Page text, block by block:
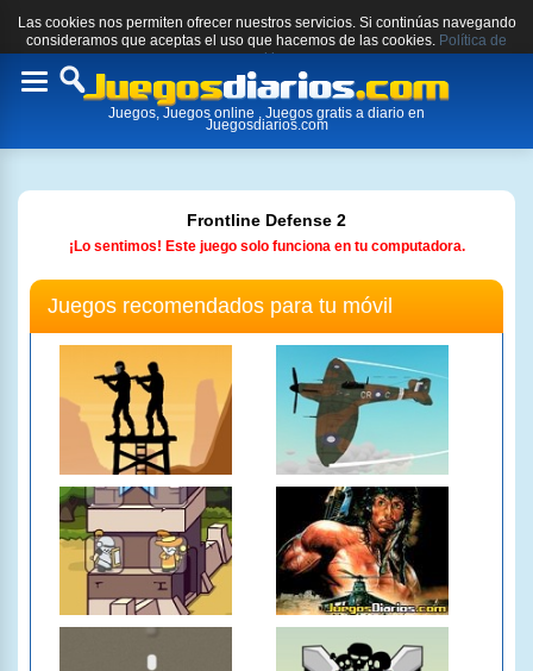
Las cookies nos permiten ofrecer nuestros servicios. Si continúas navegando
consideramos que aceptas el uso que hacemos de las cookies. Política de
cookies.
Toggle
Juegos, Juegos online , Juegos gratis a diario en
Juegosdiarios.com
Frontline Defense 2
¡Lo sentimos! Este juego solo funciona en tu computadora.
Juegos recomendados para tu móvil